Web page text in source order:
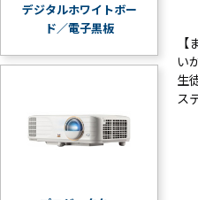
【
い
生
ス
デジタルホワイトボー
ド／電子黒板